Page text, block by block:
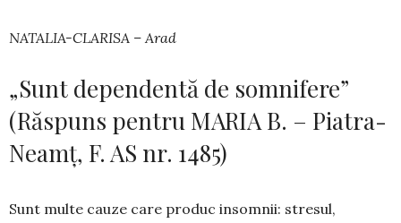
NATALIA-CLARISA – Arad
„Sunt dependentă de somnifere”
(Răspuns pentru MARIA B. – Piatra-
Neamț, F. AS nr. 1485)
Sunt multe cauze care produc insomnii: stresul,